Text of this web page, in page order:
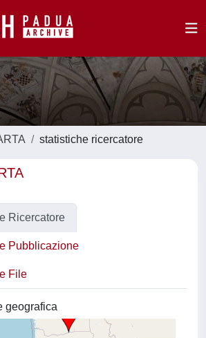
statistiche ricercatore
Ricercatore
Pubblicazione
File
geografica